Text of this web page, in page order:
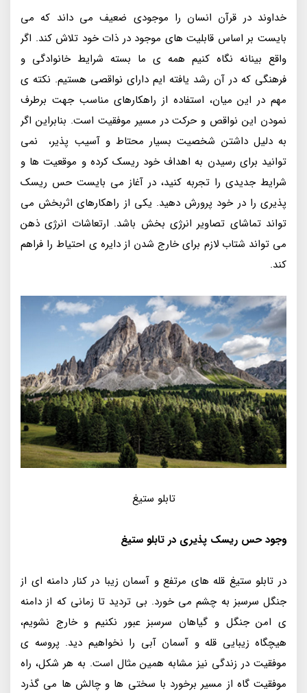
خداوند در قرآن انسان را موجودی ضعیف می داند که می
بایست بر اساس قابلیت های موجود در ذات خود تلاش کند. اگر
واقع بینانه نگاه کنیم همه ی ما بسته شرایط خانوادگی و
فرهنگی که در آن رشد یافته ایم دارای نواقصی هستیم. نکته ی
مهم در این میان، استفاده از راهکارهای مناسب جهت برطرف
نمودن این نواقص و حرکت در مسیر موفقیت است. بنابراین اگر
به دلیل داشتن شخصیت بسیار محتاط و آسیب پذیر، نمی
توانید برای رسیدن به اهداف خود ریسک کرده و موقعیت ها و
شرایط جدیدی را تجربه کنید، در آغاز می بایست حس ریسک
پذیری را در خود پرورش دهید. یکی از راهکارهای اثربخش می
تواند تماشای تصاویر انرژی بخش باشد. ارتعاشات انرژی ذهن
می تواند شتاب لازم برای خارج شدن از دایره ی احتیاط را فراهم
کند.
تابلو ستیغ
وجود حس ریسک پذیری در تابلو ستیغ
در تابلو ستیغ قله های مرتفع و آسمان زیبا در کنار دامنه ای از
جنگل سرسبز به چشم می خورد. بی تردید تا زمانی که از دامنه
ی امن جنگل و گیاهان سرسبز عبور نکنیم و خارج نشویم،
هیچگاه زیبایی قله و آسمان آبی را نخواهیم دید. پروسه ی
موفقیت در زندگی نیز مشابه همین مثال است. به هر شکل، راه
موفقیت گاه از مسیر برخورد با سختی ها و چالش ها می گذرد